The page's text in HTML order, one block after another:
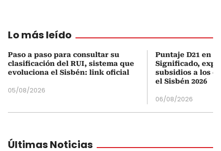
Lo más leído
Paso a paso para consultar su
clasificación del RUI, sistema que
evoluciona el Sisbén: link oficial
05/08/2026
Puntaje D21 en
Significado,
subsidios a los
el Sisbén 2026
06/08/2026
Últimas Noticias